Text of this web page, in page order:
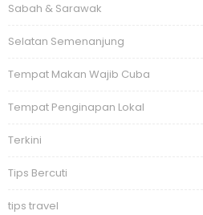
Sabah & Sarawak
Selatan Semenanjung
Tempat Makan Wajib Cuba
Tempat Penginapan Lokal
Terkini
Tips Bercuti
tips travel